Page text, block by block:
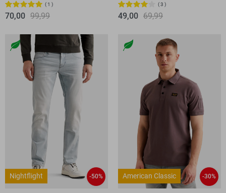
1
70,00 99,99
3
49,00 69,99
Nightflight -50% American Classic -30%